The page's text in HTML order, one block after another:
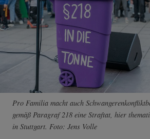
Pro Familia macht auch
gemäß Paragraf 218 eine Straftat, hier
in Stuttgart. Foto: Jens Volle